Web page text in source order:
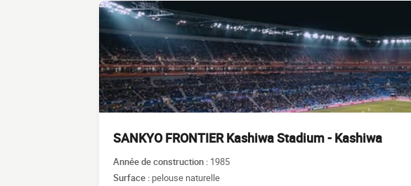
SANKYO FRONTIER Kashiwa Stadium - Kashiwa
Année de construction : 1985
Surface : pelouse naturelle